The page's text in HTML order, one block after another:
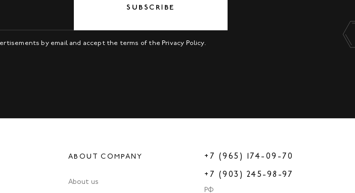
SUBSCRIBE
by email and accept the terms of thePrivacy Policy.
ABOUT COMPANY
About us
+7 (965) 174-09-70
+7 (903) 245-98-97
РФ